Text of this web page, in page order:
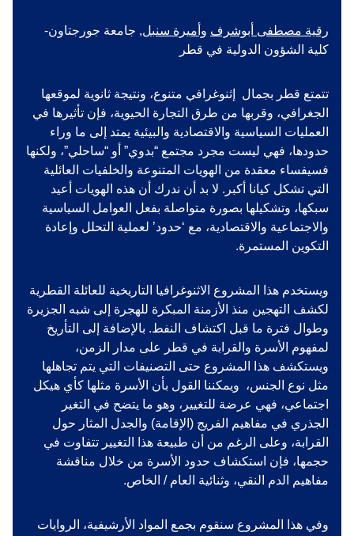
رقية مصطفى أبوشرف وأميرة سنبل, جامعة جورجتاون-
كلية الشؤون الدولية في قطر
تتمتع قطر بجمال إثنوغرافي متنوع، ونتيجة ثانوية لموقعها
الجغرافي، وقربها من طرق التجارة الحيوية، فإن تأثيرها في
العمليات السياسية والاقتصادية والبيئية يمتد إلى ما وراء
حدودها، فهي ليست مجرد مجتمع “بدوي” أو “ساحلي”، ولكنها
فسيفساء معقدة من الهويات المتنوعة والخلفيات العائلية
التي تشكل كيانا أكبر. لا بد أن ندرك أن هذه الهويات أعيد
سبكها، وتشكيلها بصورة متواصلة بفعل العوامل السياسية
والاجتماعية والاقتصادية، مع ‘حدود’ لعملية التحلل وإعادة
التكوين المستمرة.
ويستخدم هذا المشروع الاثنوغرافيا التاريخية للعائلة القطرية
لكشف التهجين منذ الأزمنة المبكرة للهجرة إلى شبه الجزيرة
وطوال فترة ما قبل اكتشاف النفط. بالإضافة إلى التأريخ
لمفهوم الأسرة والقرابة في قطر على مدار الزمن،
ويستكشف هذا المشروع حتى التصنيفات التي يتم تجاهلها
مثل نوع الجنس، ويمكننا القول بأن الأسرة مثلها كأي هيكل
اجتماعي، فهي عرضة للتغيير، وهو ما يتضح في التغير
الجذري في مفاهيم الفريج (الإقامة) والجدل المثار حول
القرابة، وعلى الرغم من أن طبيعة هذا التغيير تتفاوت في
حجمها، فإن استكشاف حدود الأسرة من خلال مناقشة
مفاهيم الدم النقي، وثنائية العام / الخاص.
وفي هذا المشروع سنقوم بجمع المواد الأرشيفية، الروايات